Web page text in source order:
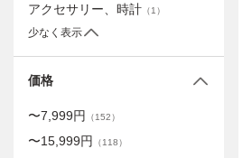
アクセサリー、時計 （1 ）
少なく表示
価格
〜7,999円 （152）
〜15,999円 （118）